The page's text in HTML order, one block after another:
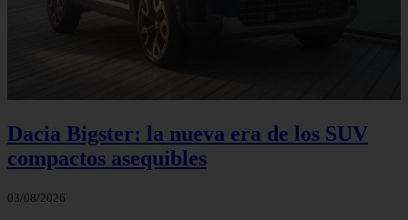
Dacia Bigster: la nueva era de los SUV
compactos asequibles
03/08/2026